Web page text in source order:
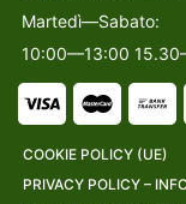
Martedì—Sabato:
10:00—13:00
COOKIE POLICY (UE)
PRIVACY POLICY –